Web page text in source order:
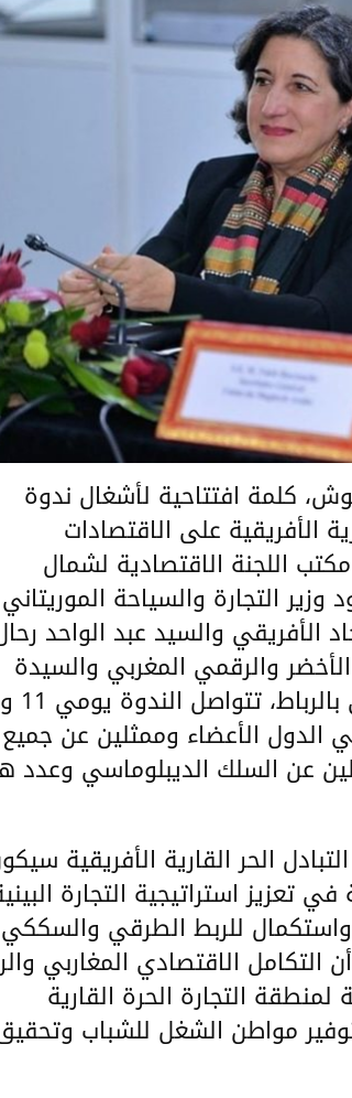
كلمة افتتاحية لأشغال ندوة
الأفريقية على الاقتصادات
اللجنة الاقتصادية لشمال
التجارة والسياحة الموريتاني
الأفريقي والسيد عبد الواحد
الأخضر والرقمي المغربي والسيدة
ممثلي الدول الأعضاء وممثلين عن جميع
عن السلك الديبلوماسي وعدد
الحر القارية الأفريقية
تعزيز استراتيجية التجارة
واستكمال للربط الطرقي والسككي
التكامل الاقتصادي المغاربي
التجارة الحرة القارية
مواطن الشغل للشباب